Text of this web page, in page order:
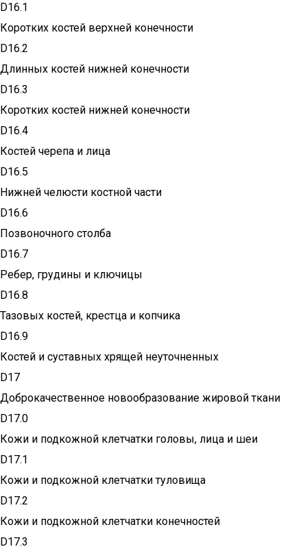
D16.1
Коротких костей верхней конечности
D16.2
Длинных костей нижней конечности
D16.3
Коротких костей нижней конечности
D16.4
Костей черепа и лица
D16.5
Нижней челюсти костной части
D16.6
Позвоночного столба
D16.7
Ребер, грудины и ключицы
D16.8
Тазовых костей, крестца и копчика
D16.9
Костей и суставных хрящей неуточненных
D17
Доброкачественное новообразование жировой ткани
D17.0
Кожи и подкожной клетчатки головы, лица и шеи
D17.1
Кожи и подкожной клетчатки туловища
D17.2
Кожи и подкожной клетчатки конечностей
D17.3